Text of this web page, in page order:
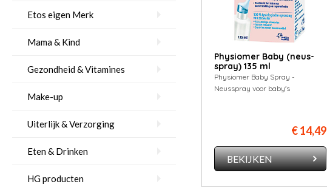
Etos eigen Merk
Mama & Kind
Gezondheid & Vitamines
Make-up
Uiterlijk & Verzorging
Eten & Drinken
HG producten
Phy­sio­mer Ba­by (neus­
spray) 135 ml
Physiomer Baby Spray -
Neusspray voor baby's
€ 14,49
BEKIJKEN